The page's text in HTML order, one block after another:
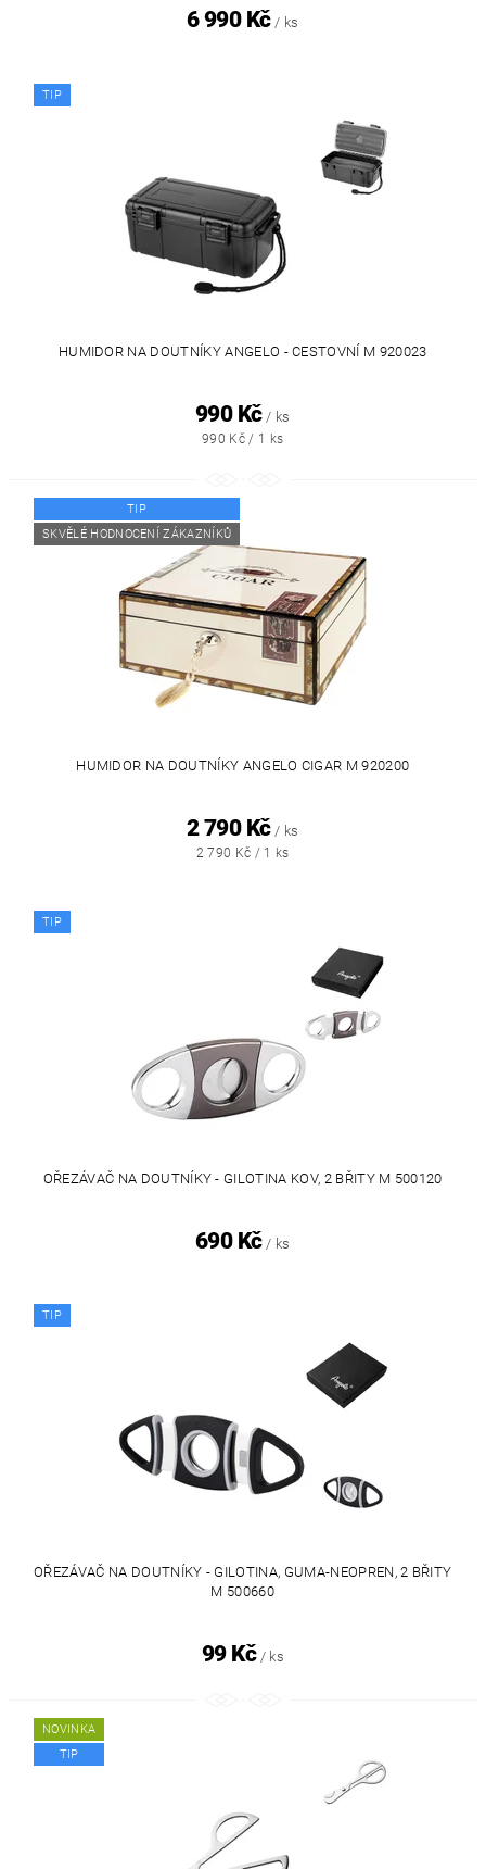
6 990 Kč / ks
TIP
HUMIDOR NA DOUTNÍKY ANGELO - CESTOVNÍ M 920023
990 Kč / ks
990 Kč / 1 ks
TIP
SKVĚLÉ HODNOCENÍ ZÁKAZNÍKŮ
HUMIDOR NA DOUTNÍKY ANGELO CIGAR M 920200
2 790 Kč / ks
2 790 Kč / 1 ks
TIP
OŘEZÁVAČ NA DOUTNÍKY - GILOTINA KOV, 2 BŘITY M 500120
690 Kč / ks
TIP
OŘEZÁVAČ NA DOUTNÍKY - GILOTINA, GUMA-NEOPREN, 2 BŘITY
M 500660
99 Kč / ks
NOVINKA
TIP